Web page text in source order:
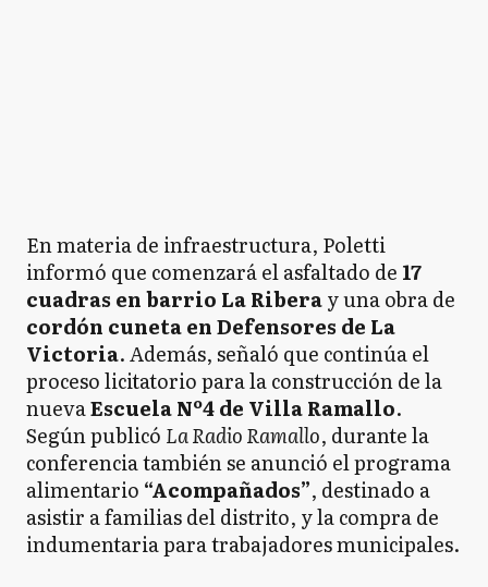
En materia de infraestructura, Poletti
informó que comenzará el asfaltado de 17
cuadras en barrio La Riberay una obra de
cordón cuneta en Defensores de La
Victoria. Además, señaló que continúa el
proceso licitatorio para la construcción de la
nuevaEscuela Nº4 de Villa Ramallo.
Según publicó La Radio Ramallo, durante la
conferencia también se anunció el programa
alimentario “Acompañados”, destinado a
asistir a familias del distrito, y la compra de
indumentaria para trabajadores municipales.